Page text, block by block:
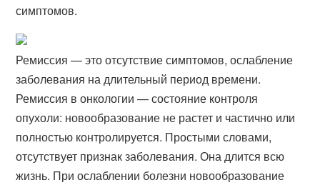
симптомов.
Ремиссия — это отсутствие симптомов, ослабление
заболевания на длительный период времени.
Ремиссия в онкологии — состояние контроля
опухоли: новообразование не растет и частично или
полностью контролируется. Простыми словами,
отсутствует признак заболевания. Она длится всю
жизнь. При ослаблении болезни новообразование